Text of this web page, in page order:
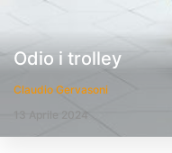
Odio i trolley
Claudio Gervasoni
13 Aprile 2024